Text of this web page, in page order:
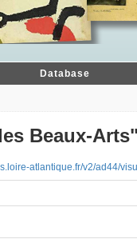
Database
Beaux-Arts"
atlantique.fr/v2/ad44/